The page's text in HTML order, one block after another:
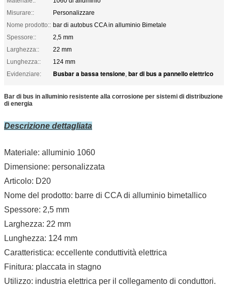
Misurare::
Personalizzare
Nome prodotto:: bar di autobus CCA in alluminio Bimetale
Spessore::
2,5 mm
Larghezza::
22 mm
Lunghezza::
124 mm
Evidenziare:
Busbar a bassa tensione, bar di bus a pannello elettrico
Bar di bus in alluminio resistente alla corrosione per sistemi di distribuzione
di energia
Descrizione dettagliata
Materiale: alluminio 1060
Dimensione: personalizzata
Articolo: D20
Nome del prodotto: barre di CCA di alluminio bimetallico
Spessore: 2,5 mm
Larghezza: 22 mm
Lunghezza: 124 mm
Caratteristica: eccellente conduttività elettrica
Finitura: placcata in stagno
Utilizzo: industria elettrica per il collegamento di conduttori.